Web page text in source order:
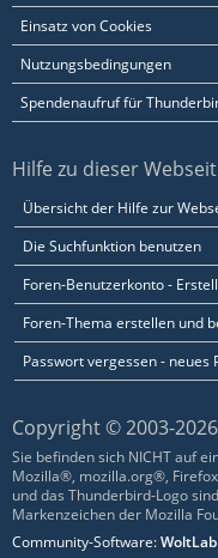
Einsatz von Cookies
Nutzungsbedingungen
Spendenaufruf für
Hilfe zu dieser
Übersicht der Hilfe zur
Die Suchfunktion benutzen
Foren-Benutzerkonto -
Foren-Thema erstellen und
Passwort vergessen - neues
Copyright © 2003-
Sie befinden sich NICHT auf
Mozilla®, mozilla.org®,
und das Thunderbird-Logo
Markenzeichen der Mozilla
Community-Software: